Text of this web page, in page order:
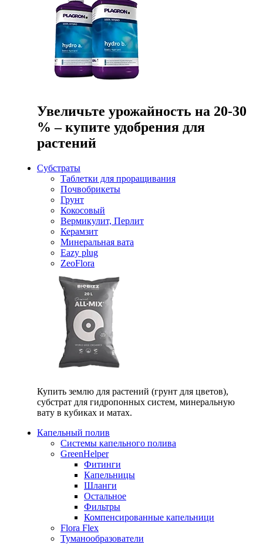
Увеличьте урожайность на 20-30
% – купите удобрения для
растений
Субстраты
Таблетки для проращивания
Почвобрикеты
Грунт
Кокосовый
Вермикулит, Перлит
Керамзит
Минеральная вата
Eazy plug
ZeoFlora
Купить землю для растений (грунт для цветов),
субстрат для гидропонных систем, минеральную
вату в кубиках и матах.
Капельный полив
Системы капельного полива
GreenHelper
Фитинги
Капельницы
Шланги
Остальное
Фильтры
Компенсированные капельници
Flora Flex
Туманообразователи